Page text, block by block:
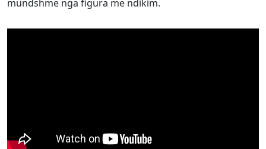
mundshme nga figura me ndikim.